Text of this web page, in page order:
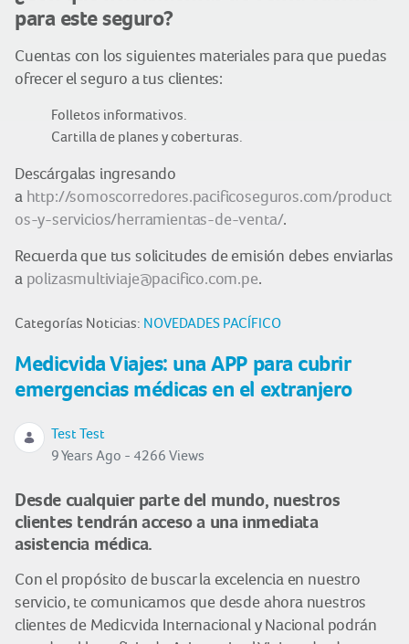
para este seguro?
Cuentas con los siguientes materiales para que puedas
ofrecer el seguro a tus clientes:
Folletos informativos.
Cartilla de planes y coberturas.
Descárgalas ingresando
a http://somoscorredores.pacificoseguros.com/product
os-y-servicios/herramientas-de-venta/.
Recuerda que tus solicitudes de emisión debes enviarlas
a polizasmultiviaje@pacifico.com.pe.
Categorías Noticias: NOVEDADES PACÍFICO
Medicvida Viajes: una APP para cubrir
emergencias médicas en el extranjero
Test Test
9 Years Ago - 4266 Views
Desde cualquier parte del mundo, nuestros
clientes tendrán acceso a una inmediata
asistencia médica.
Con el propósito de buscar la excelencia en nuestro
servicio, te comunicamos que desde ahora nuestros
clientes de Medicvida Internacional y Nacional podrán